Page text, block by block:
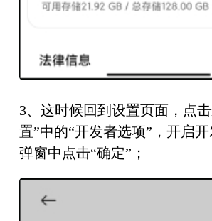
3、这时候回到设置页面，点
置”中的“开发者选项”，开启
弹窗中点击“确定”；